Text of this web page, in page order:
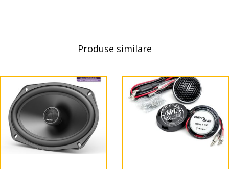
Produse similare